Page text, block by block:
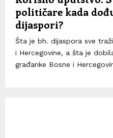
političare kada
dijaspori?
Šta je bh. dijaspora sve
i Hercegovine, a šta je
građanke Bosne i